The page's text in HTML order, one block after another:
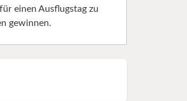
einen Ausflugstag zu
gewinnen.